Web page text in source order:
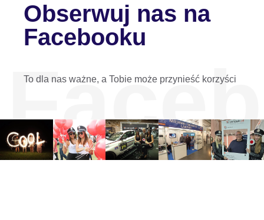
Obserwuj nas na
Facebooku
To dla nas ważne, a Tobie może przynieść korzyści